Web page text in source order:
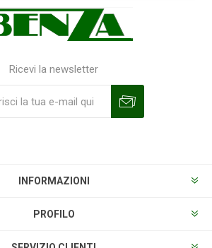
Ricevi la newsletter
INFORMAZIONI
PROFILO